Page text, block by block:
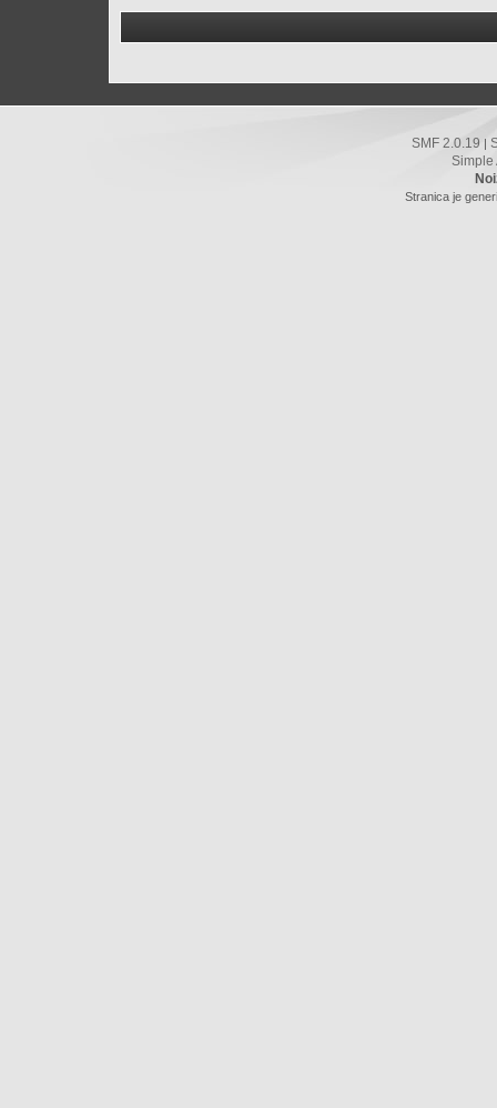
SMF 2.0.19 |
Simple
Stranica je